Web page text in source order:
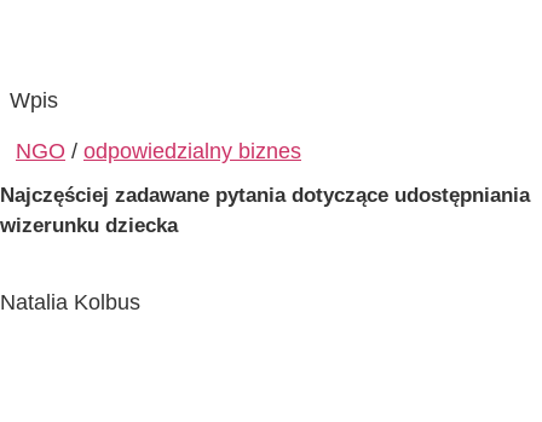
Wpis
NGO / odpowiedzialny biznes
Najczęściej zadawane pytania dotyczące udostępniania
wizerunku dziecka
Natalia Kolbus